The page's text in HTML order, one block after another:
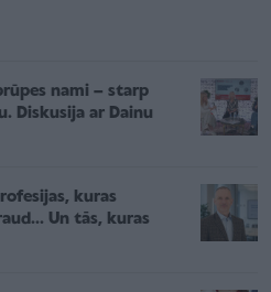
nami – starp
Diskusija ar Dainu
kuras
Un tās, kuras